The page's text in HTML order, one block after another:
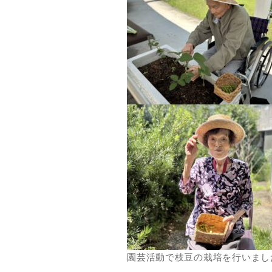
園芸活動で枝豆の栽培を行いま